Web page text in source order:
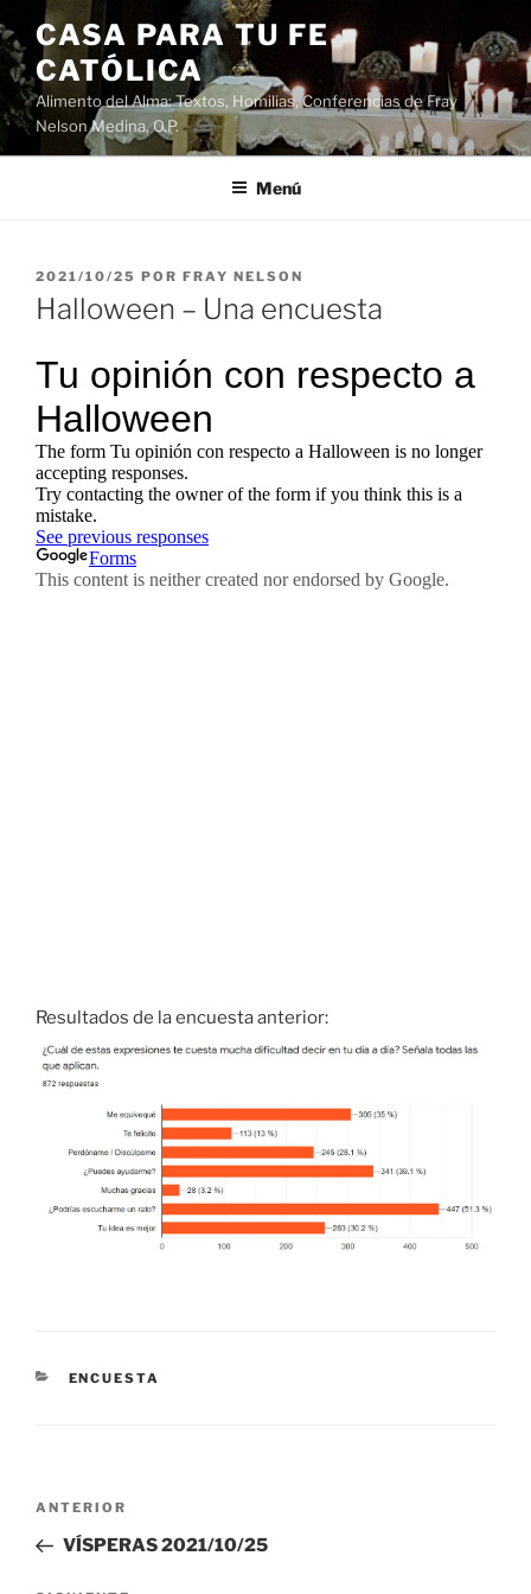
Saltar
al
contenido
CASA PARA TU FE
CATÓLICA
Alimento del Alma: Textos, Homilias, Conferencias de Fray
Nelson Medina, O.P.
Menú
PUBLICADO
EL
2021/10/25 POR FRAY NELSON
Halloween – Una encuesta
Resultados de la encuesta anterior:
CATEGORÍAS
ENCUESTA
Navegación
entradas
Entrada
anterior:
ANTERIOR
VÍSPERAS 2021/10/25